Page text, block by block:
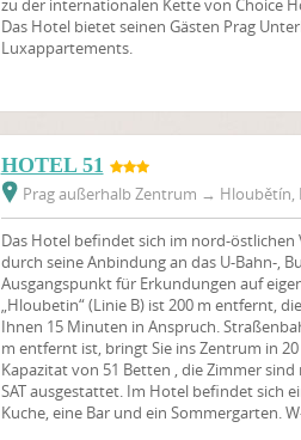
zu der internationalen Kette von Choice
Das Hotel bietet seinen Gästen Prag
Luxappartements.
HOTEL 51
Prag außerhalb Zentrum → Hloubětín,
Das Hotel befindet sich im nord-östlichen
durch seine Anbindung an das U-Bahn-,
Ausgangspunkt für Erkundungen auf
„Hloubetin“ (Linie B) ist 200 m entfernt,
Ihnen 15 Minuten in Anspruch.
m entfernt ist, bringt Sie ins Zentrum in
Kapazitat von 51 Betten , die Zimmer sind
SAT ausgestattet. Im Hotel befindet sich
Kuche, eine Bar und ein Sommergarten.